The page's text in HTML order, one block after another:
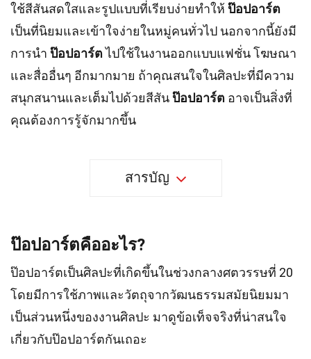
ใช้สีสันสดใสและรูปแบบที่เรียบง่ายทำให้ ป๊อปอาร์ต
เป็นที่นิยมและเข้าใจง่ายในหมู่คนทั่วไป นอกจากนี้ยังมี
การนำ ป๊อปอาร์ตไปใช้ในงานออกแบบแฟชั่น โฆษณา
และสื่ออื่นๆ อีกมากมาย ถ้าคุณสนใจในศิลปะที่มีความ
สนุกสนานและเต็มไปด้วยสีสันป๊อปอาร์ต อาจเป็นสิ่งที่
คุณต้องการรู้จักมากขึ้น
สารบัญ
ป๊อปอาร์ตคืออะไร?
ป๊อปอาร์ตเป็นศิลปะที่เกิดขึ้นในช่วงกลางศตวรรษที่ 20
โดยมีการใช้ภาพและวัตถุจากวัฒนธรรมสมัยนิยมมา
เป็นส่วนหนึ่งของงานศิลปะ มาดูข้อเท็จจริงที่น่าสนใจ
เกี่ยวกับป๊อปอาร์ตกันเถอะ